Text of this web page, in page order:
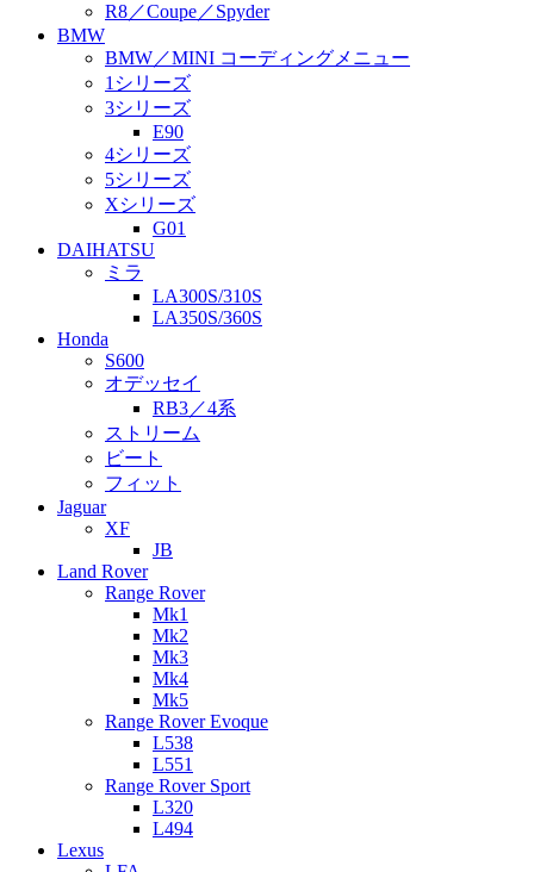
R8／Coupe／Spyder
BMW
BMW／MINI コーディングメニュー
1シリーズ
3シリーズ
E90
4シリーズ
5シリーズ
Xシリーズ
G01
DAIHATSU
ミラ
LA300S/310S
LA350S/360S
Honda
S600
オデッセイ
RB3／4系
ストリーム
ビート
フィット
Jaguar
XF
JB
Land Rover
Range Rover
Mk1
Mk2
Mk3
Mk4
Mk5
Range Rover Evoque
L538
L551
Range Rover Sport
L320
L494
Lexus